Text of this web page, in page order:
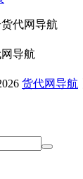
货代网导航